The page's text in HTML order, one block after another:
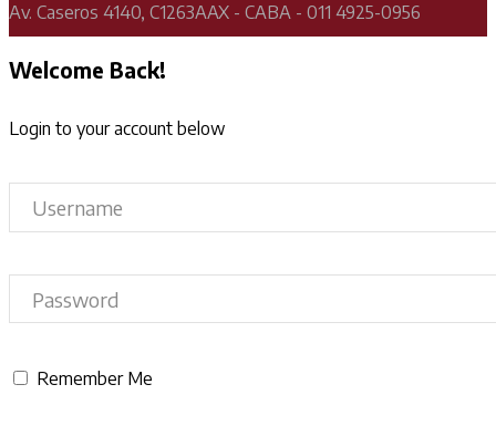
Av. Caseros 4140, C1263AAX - CABA - 011 4925-0956
Welcome Back!
Login to your account below
Remember Me